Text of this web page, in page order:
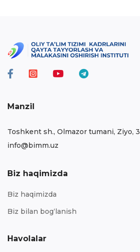
Manzil
Toshkent sh., Olmazor tumani, Ziyo, 3
info@bimm.uz
Biz haqimizda
Biz haqimizda
Biz bilan bog‘lanish
Havolalar